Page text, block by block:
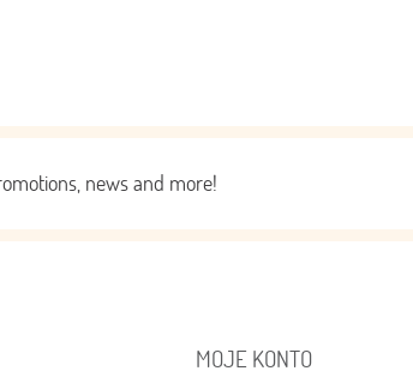
news and more!
MOJE KONTO